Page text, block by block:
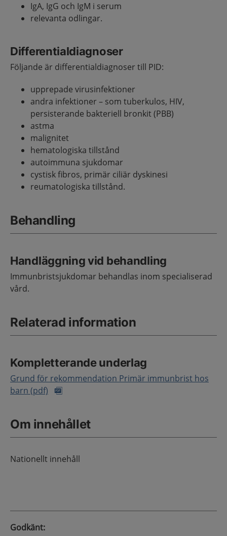
IgA, IgG och IgM i serum
relevanta odlingar.
Differentialdiagnoser
Följande är differentialdiagnoser till PID:
upprepade virusinfektioner
andra infektioner – som tuberkulos, HIV,
persisterande bakteriell bronkit (PBB)
astma
malignitet
hematologiska tillstånd
autoimmuna sjukdomar
cystisk fibros, primär ciliär dyskinesi
reumatologiska tillstånd.
Behandling
Handläggning vid behandling
Immunbristsjukdomar behandlas inom specialiserad
vård.
Relaterad information
Kompletterande underlag
Grund för rekommendation Primär immunbrist hos
barn (pdf)
Om innehållet
Nationellt innehåll
Godkänt: